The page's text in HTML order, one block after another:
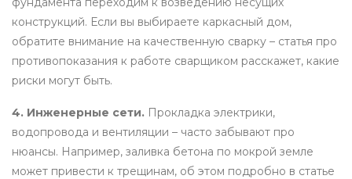
конструкций. Если вы выбираете каркасный дом,
обратите внимание на качественную сварку – статья про
противопоказания к работе сварщиком расскажет, какие
риски могут быть.
4. Инженерные сети. Прокладка электрики,
водопровода и вентиляции – часто забывают про
нюансы. Например, заливка бетона по мокрой земле
может привести к трещинам, об этом подробно в статье